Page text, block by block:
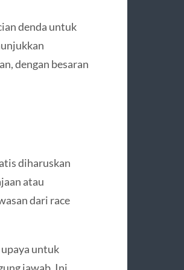
denda untuk
dengan besaran
diharuskan
atau
dari race
untuk